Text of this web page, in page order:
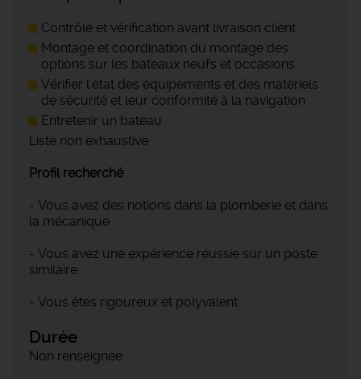
Contrôle et vérification avant livraison client
Montage et coordination du montage des
options sur les bateaux neufs et occasions
Vérifier l'état des équipements et des matériels
de sécurité et leur conformité à la navigation
Entretenir un bateau
Liste non exhaustive
Profil recherché
- Vous avez des notions dans la plomberie et dans
la mécanique
- Vous avez une expérience réussie sur un poste
similaire
- Vous êtes rigoureux et polyvalent
Durée
Non renseignée